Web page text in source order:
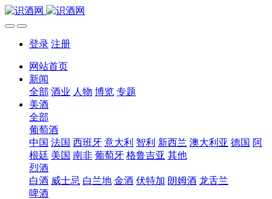
登录 注册
网站首页
新闻
全部 酒业 人物 博览 专题
美酒
全部
葡萄酒
中国 法国 西班牙 意大利 智利 新西兰 澳大利亚 德国 阿
根廷 美国 南非 葡萄牙 格鲁吉亚 其他
烈酒
白酒 威士忌 白兰地 金酒 伏特加 朗姆酒 龙舌兰
啤酒